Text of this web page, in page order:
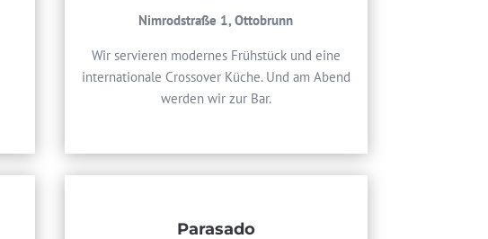
Nimrodstraße 1, Ottobrunn
Wir servieren modernes Frühstück und eine
internationale Crossover Küche. Und am Abend
werden wir zur Bar.
Parasado